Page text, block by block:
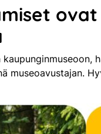
kaupunginmuseoon,
museoavustajan.